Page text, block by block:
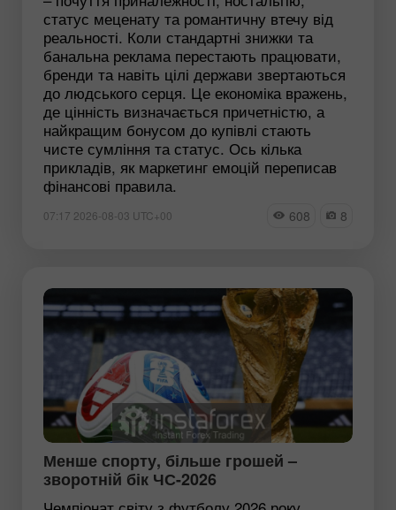
статус меценату та романтичну втечу від
реальності. Коли стандартні знижки та
банальна реклама перестають працювати,
бренди та навіть цілі держави звертаються
до людського серця. Це економіка вражень,
де цінність визначається причетністю, а
найкращим бонусом до купівлі стають
чисте сумління та статус. Ось кілька
прикладів, як маркетинг емоцій переписав
фінансові правила.
07:17 2026-08-03 UTC+00 608 8
Менше спорту, більше грошей –
зворотній бік ЧС-2026